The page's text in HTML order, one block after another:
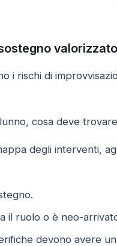
valorizzato
i rischi di
cosa deve
degli interventi,
il ruolo o è neo-
devono avere